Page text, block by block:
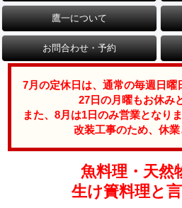
鷹一について
お問合わせ・予約
7月の定休日は、通常の毎週日曜
27日の月曜もお休み
また、8月は1日のみ営業となり
改装工事のため、休業
魚料理・天然
生け簀料理と